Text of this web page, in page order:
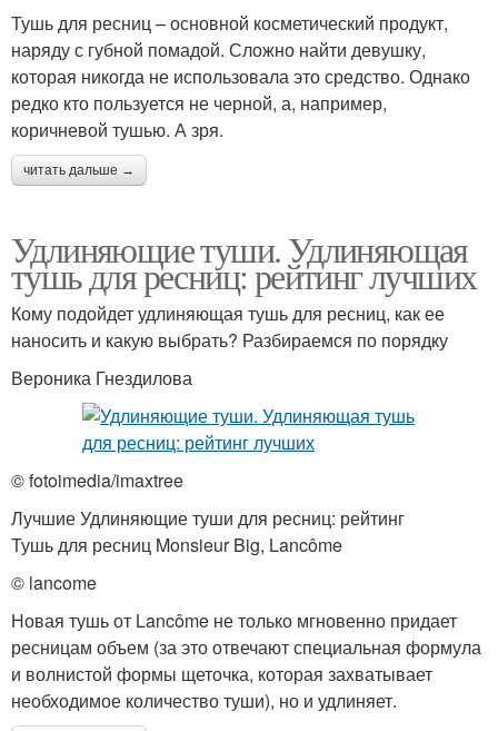
Тушь для ресниц – основной косметический продукт,
наряду с губной помадой. Сложно найти девушку,
которая никогда не использовала это средство. Однако
редко кто пользуется не черной, а, например,
коричневой тушью. А зря.
читать дальше →
Удлиняющие туши. Удлиняющая
тушь для ресниц: рейтинг лучших
Кому подойдет удлиняющая тушь для ресниц, как ее
наносить и какую выбрать? Разбираемся по порядку
Вероника Гнездилова
© fotoimedia/imaxtree
Лучшие Удлиняющие туши для ресниц: рейтинг
Тушь для ресниц Monsieur Big, Lancôme
© lancome
Новая тушь от Lancôme не только мгновенно придает
ресницам объем (за это отвечают специальная формула
и волнистой формы щеточка, которая захватывает
необходимое количество туши), но и удлиняет.